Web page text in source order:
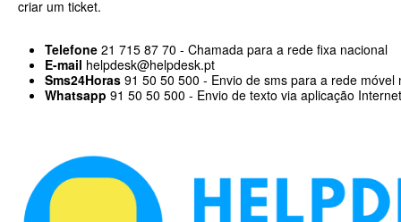
criar um ticket.
Telefone 21 715 87 70 - Chamada para a rede fixa nacional
E-mail helpdesk@helpdesk.pt
Sms24Horas 91 50 50 500 - Envio de sms para a rede móvel
Whatsapp 91 50 50 500 - Envio de texto via aplicação Internet